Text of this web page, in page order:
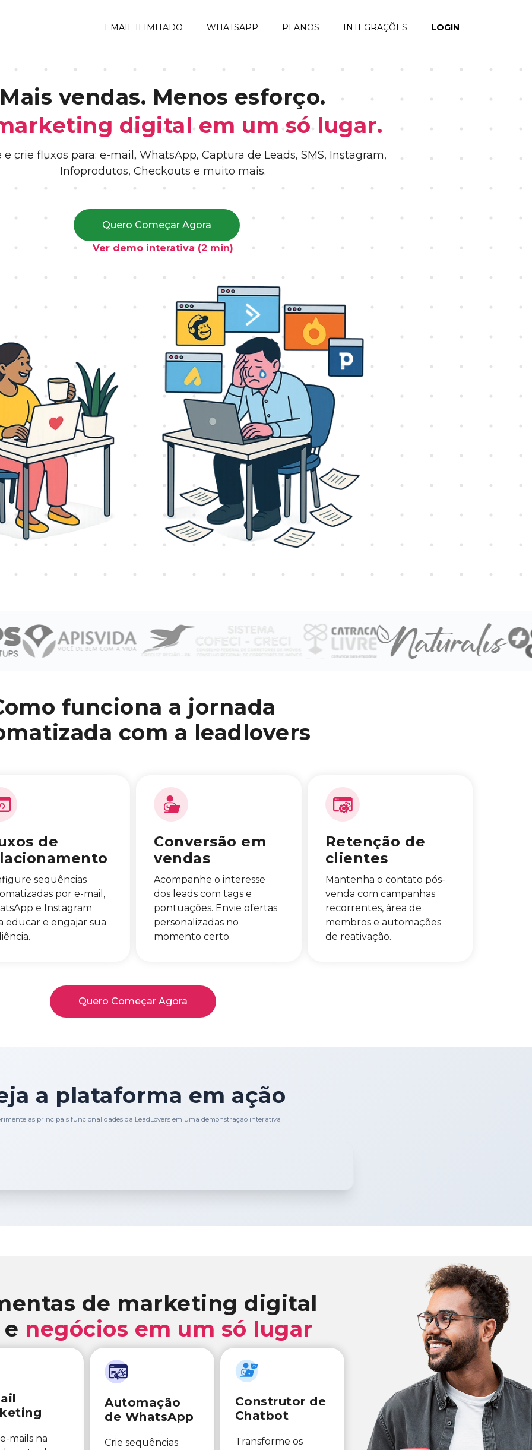
EMAIL ILIMITADO WHATSAPP PLANOS INTEGRAÇÕES LOGIN
Mais vendas. Menos esforço.
digital em um só lugar.
crie fluxos para: e-mail, WhatsApp, Captura de Leads, SMS, Instagram,
Infoprodutos, Checkouts e muito mais.
Quero Começar Agora
Ver demo interativa (2 min)
funciona a jornada
com a leadlovers
de
sequências
por e-mail,
e Instagram
educar e engajar sua
Conversão em
vendas
Acompanhe o interesse
dos leads com tags e
pontuações. Envie ofertas
personalizadas no
momento certo.
Retenção de
clientes
Mantenha o contato pós-
venda com campanhas
recorrentes, área de
membros e automações
de reativação.
Quero Começar Agora
a plataforma em ação
as principais funcionalidades da LeadLovers em uma demonstração interativa
de marketing digital
negócios em um só lugar
mails na
Automação
de WhatsApp
Crie sequências
Construtor de
Chatbot
Transforme os